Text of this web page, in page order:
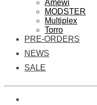
Amewi
MODSTER
Multiplex
Torro
PRE-ORDERS
NEWS
SALE